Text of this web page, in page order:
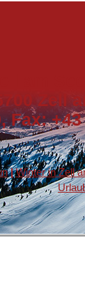
Zell
Fax:
|Winter in Zell